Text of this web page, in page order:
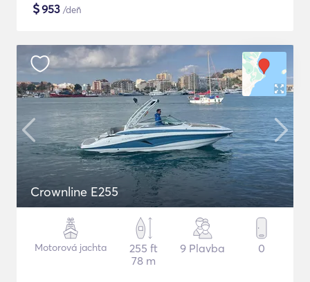
$953 /deň
Crownline E255
Motorová jachta
255 ft
78 m
9 Plavba 0